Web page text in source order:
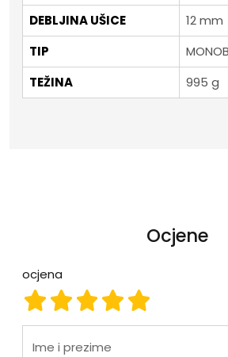
DEBLJINA UŠICE
12 mm
TIP
TEŽINA
995 g
Ocjene
ocjena
ocjena 5
ocjena 4
ocjena 3
ocjena 2
ocjena 1
Ime i prezime